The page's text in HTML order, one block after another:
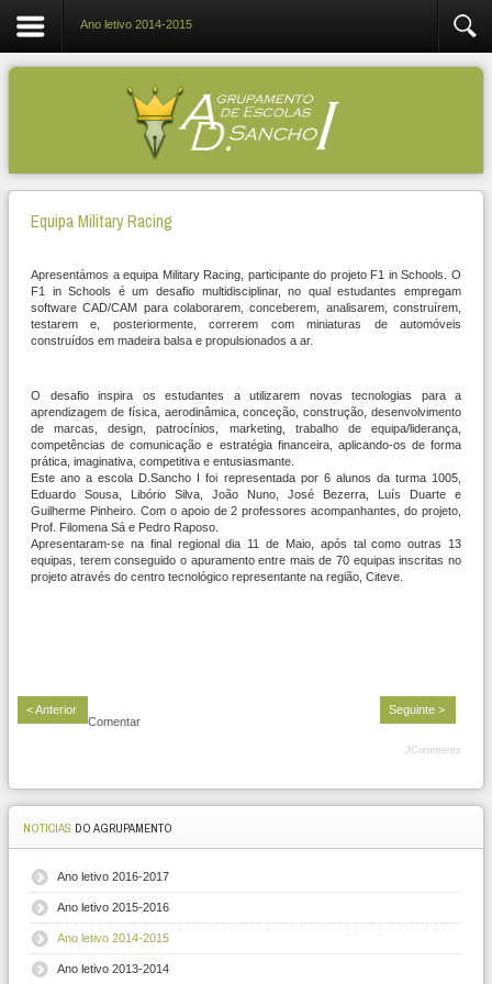
Ano letivo 2014-2015
Equipa Military Racing
Apresentámos a equipa Military Racing, participante do projeto F1 in Schools. O
F1 in Schools é um desafio multidisciplinar, no qual estudantes empregam
software CAD/CAM para colaborarem, conceberem, analisarem, construírem,
testarem e, posteriormente, correrem com miniaturas de automóveis
construídos em madeira balsa e propulsionados a ar.
O desafio inspira os estudantes a utilizarem novas tecnologias para a
aprendizagem de física, aerodinâmica, conceção, construção, desenvolvimento
de marcas, design, patrocínios, marketing, trabalho de equipa/liderança,
competências de comunicação e estratégia financeira, aplicando-os de forma
prática, imaginativa, competitiva e entusiasmante.
Este ano a escola D.Sancho I foi representada por 6 alunos da turma 1005,
Eduardo Sousa, Libório Silva, João Nuno, José Bezerra, Luís Duarte e
Guilherme Pinheiro. Com o apoio de 2 professores acompanhantes, do projeto,
Prof. Filomena Sá e Pedro Raposo.
Apresentaram-se na final regional dia 11 de Maio, após tal como outras 13
equipas, terem conseguido o apuramento entre mais de 70 equipas inscritas no
projeto através do centro tecnológico representante na região, Citeve.
< Anterior
Seguinte >
Comentar
JComments
NOTICIAS DO AGRUPAMENTO
Ano letivo 2016-2017
Ano letivo 2015-2016
Ano letivo 2014-2015
Ano letivo 2013-2014